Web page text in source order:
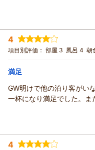
投稿者： しまちゃんさん(女性/
宿泊プラン： 【素泊まり】直
食事なし
宿泊価格帯： 4,001～5,000円(
4
項目別評価： 部屋 3 風呂 4 朝
満足
GW明けで他の泊り客がい
一杯になり満足でした。ま
投稿者： マアチャンさん(男性/
宿泊プラン： 【いわみ★旅】【
4